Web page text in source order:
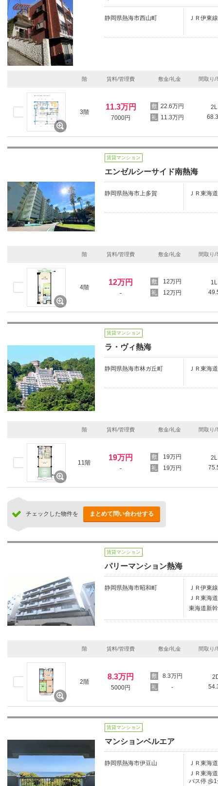
静岡県熱海市西山町 ＪＲ伊東
階 賃料/管理費 敷金/礼金 間取り/
3階
11.3万円
7000円
22.6万円
11.3万円
賃貸マンション
エンゼルシーサイド南熱海
静岡県熱海市上多賀 ＪＲ東海
階 賃料/管理費 敷金/礼金 間取り/
4階
12万円
-
12万円
12万円
賃貸マンション
ラ・ヴィ熱海
静岡県熱海市林ガ丘町 ＪＲ東海
階 賃料/管理費 敷金/礼金 間取り/
11階
19万円
-
19万円
19万円
チェックした物件を まとめて問い合わせする
賃貸マンション
パリーマンション熱海
静岡県熱海市昭和町
ＪＲ伊東
ＪＲ東海
東海道新
階 賃料/管理費 敷金/礼金 間取り/
2階
8.3万円
5000円
8.3万円
-
賃貸マンション
マンションベルエア
静岡県熱海市伊豆山
ＪＲ東海
ＪＲ東海
バス停 歩